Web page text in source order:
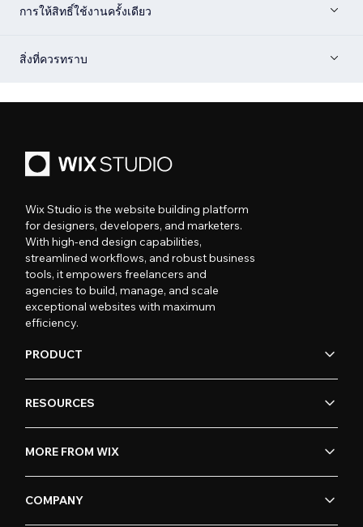
การให้สิทธิ์ใช้งานครั้งเดียว
สิ่งที่ควรทราบ
Wix Studio is the website building platform
for designers, developers, and marketers.
With high-end design capabilities,
streamlined workflows, and robust business
tools, it empowers freelancers and
agencies to build, manage, and scale
exceptional websites with maximum
efficiency.
PRODUCT
RESOURCES
MORE FROM WIX
COMPANY